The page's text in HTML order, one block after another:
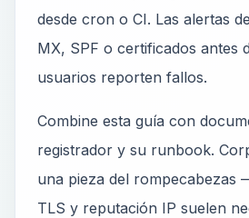
desde cron o CI. Las alertas
MX, SPF o certificados antes
usuarios reporten fallos.
Combine esta guía con
registrador y su runbook.
una pieza del rompecabezas
TLS y reputación IP suelen